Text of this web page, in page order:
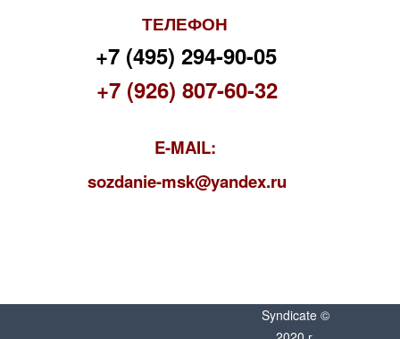
ТЕЛЕФОН
+7 (495) 294-90-05
+7 (926) 807-60-32
E-MAIL:
sozdanie-msk@yandex.ru
Syndicate ©